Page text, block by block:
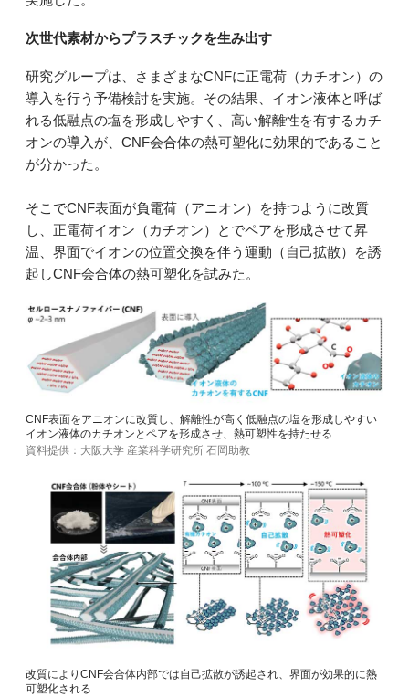
次世代素材からプラスチックを生み出す
研究グループは、さまざまなCNFに正電荷（カチオン）の
導入を行う予備検討を実施。その結果、イオン液体と呼ば
れる低融点の塩を形成しやすく、高い解離性を有するカチ
オンの導入が、CNF会合体の熱可塑化に効果的であること
が分かった。
そこでCNF表面が負電荷（アニオン）を持つように改質
し、正電荷イオン（カチオン）とでペアを形成させて昇
温、界面でイオンの位置交換を伴う運動（自己拡散）を誘
起しCNF会合体の熱可塑化を試みた。
CNF表面をアニオンに改質し、解離性が高く低融点の塩を形成しやすい
イオン液体のカチオンとペアを形成させ、熱可塑性を持たせる
資料提供：大阪大学 産業科学研究所 石岡助教
改質によりCNF会合体内部では自己拡散が誘起され、界面が効果的に熱
可塑化される